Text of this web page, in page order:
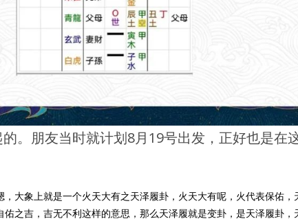
。朋友当时就计划8月19号出发，正好也是在
，大象上就是一个火天大有之天泽履卦，火天大有呢，火代表保佑
佑之吉，吉无不利这样的意思，那么天泽履就是变卦，是天泽履卦